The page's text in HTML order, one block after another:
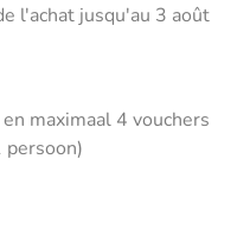
l'achat jusqu'au 3 août
maximaal 4 vouchers
persoon)